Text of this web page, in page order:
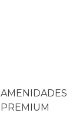
AMENIDADES
PREMIUM